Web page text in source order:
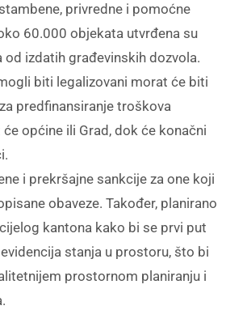
privredne i pomoćne
60.000 objekata utvrđena su
izdatih građevinskih dozvola.
biti legalizovani morat će biti
predfinansiranje troškova
općine ili Grad, dok će konačni
i prekršajne sankcije za one koji
obaveze. Također, planirano
kantona kako bi se prvi put
stanja u prostoru, što bi
prostornom planiranju i